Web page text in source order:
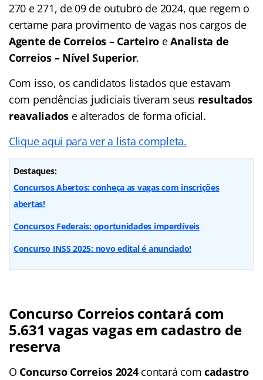
270 e 271, de 09 de outubro de 2024, que regem o
certame para provimento de vagas nos cargos de
Agente de Correios – Carteiro eAnalista de
Correios – Nível Superior.
Com isso, os candidatos listados que estavam
com pendências judiciais tiveram seus resultados
reavaliados e alterados de forma oficial.
Clique aqui para ver a lista completa.
Destaques:
Concursos Abertos: conheça as vagas com inscrições
abertas!
Concursos Federais: oportunidades imperdíveis
Concurso INSS 2025: novo edital é anunciado!
Concurso Correios contará com
5.631 vagas vagas em cadastro de
reserva
O Concurso Correios 2024contará comcadastro